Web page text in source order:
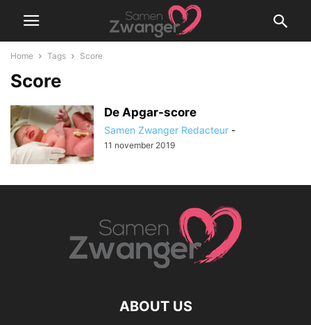
Home Tags Score
Score
De Apgar-score
Samen Zwanger Redacteur -
11 november 2019
ABOUT US